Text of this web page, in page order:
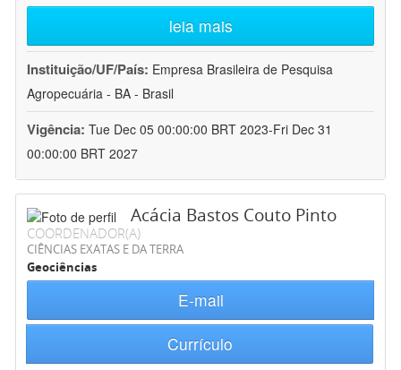
leia mais
Instituição/UF/País: Empresa Brasileira de Pesquisa
Agropecuária - BA - Brasil
Vigência: Tue Dec 05 00:00:00 BRT 2023-Fri Dec 31
00:00:00 BRT 2027
Acácia Bastos Couto Pinto
COORDENADOR(A)
CIÊNCIAS EXATAS E DA TERRA
Geociências
E-mail
Currículo